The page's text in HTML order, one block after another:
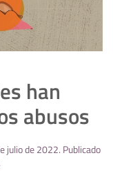
han
abusos
julio de 2022. Publicado